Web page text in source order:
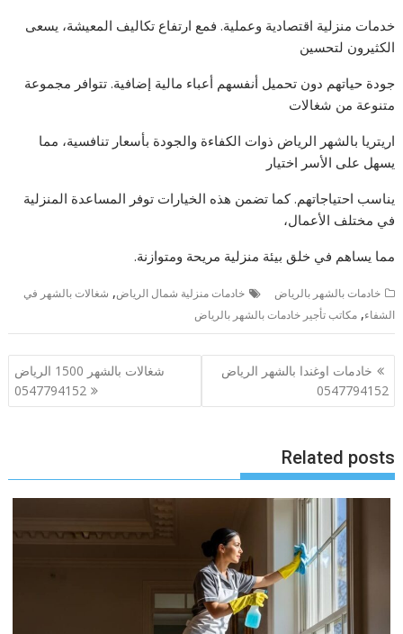
خدمات منزلية اقتصادية وعملية. فمع ارتفاع تكاليف المعيشة، يسعى
الكثيرون لتحسين
جودة حياتهم دون تحميل أنفسهم أعباء مالية إضافية. تتوافر مجموعة
متنوعة من شغالات
اريتريا بالشهر الرياض ذوات الكفاءة والجودة بأسعار تنافسية، مما
يسهل على الأسر اختيار
يناسب احتياجاتهم. كما تضمن هذه الخيارات توفر المساعدة المنزلية
في مختلف الأعمال،
مما يساهم في خلق بيئة منزلية مريحة ومتوازنة.
خادمات بالشهر بالرياض خادمات منزلية شمال الرياض, شغالات بالشهر في
الشفاء,مكاتب تأجير خادمات بالشهر بالرياض
تصفّح
المقالات
خادمات اوغندا بالشهر الرياض
0547794152
شغالات بالشهر 1500 الرياض
0547794152
Related posts